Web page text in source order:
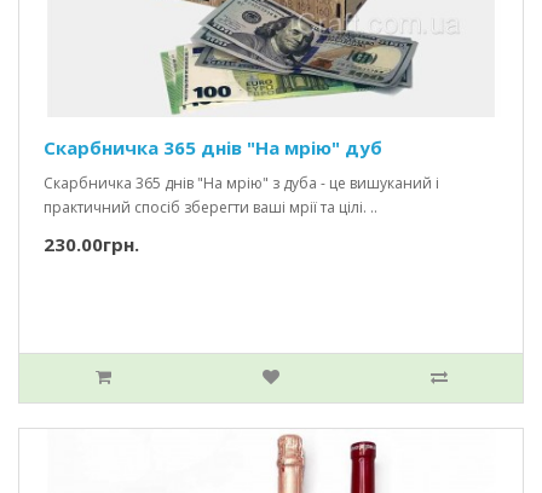
Скарбничка 365 днів "На мрію" дуб
Скарбничка 365 днів "На мрію" з дуба - це вишуканий і
практичний спосіб зберегти ваші мрії та цілі. ..
230.00грн.